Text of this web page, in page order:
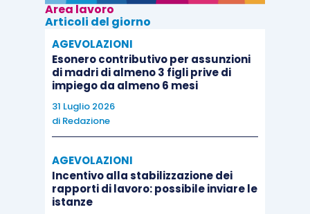
Area lavoro
Articoli del giorno
AGEVOLAZIONI
Esonero contributivo per assunzioni
di madri di almeno 3 figli prive di
impiego da almeno 6 mesi
31 Luglio 2026
di Redazione
AGEVOLAZIONI
Incentivo alla stabilizzazione dei
rapporti di lavoro: possibile inviare le
istanze